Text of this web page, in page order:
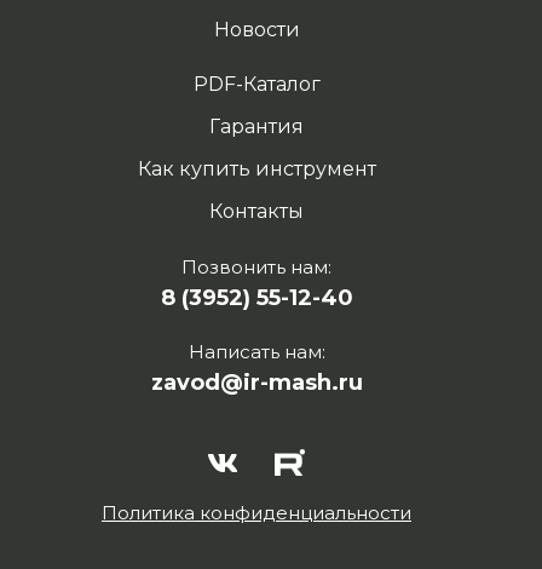
Новости
PDF-Каталог
Гарантия
Как купить инструмент
Контакты
Позвонить нам:
8 (3952) 55-12-40
Написать нам:
zavod@ir-mash.ru
Политика конфиденциальности